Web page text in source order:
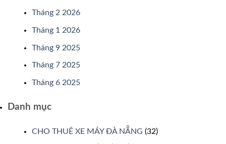
Tháng 2 2026
Tháng 1 2026
Tháng 9 2025
Tháng 7 2025
Tháng 6 2025
Danh mục
CHO THUÊ XE MÁY ĐÀ NẴNG (32)